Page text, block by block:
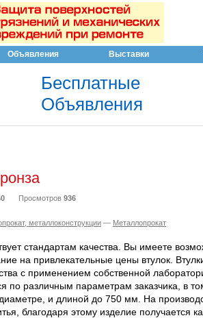
Объявления Выставки
Бесплатные
Объявления
Просмотров 936
металлоконструкции — Металлопрокат
стандартам качества. Вы имеете
на привлекательные цены втулок.
с применением собственной
по различным параметрам заказчика, в
и длиной до 750 мм. На
благодаря этому изделие получается